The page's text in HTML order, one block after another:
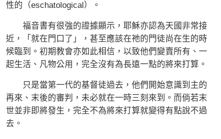
性的（eschatological）。
福音書有很強的證據顯示，耶穌亦認為天國非常接
近，「就在門口了」，甚至應該在祂的門徒尚在生的時
候臨到。初期教會亦如此相信，以致他們變賣所有、一
起生活、凡物公用，完全沒有為長遠一點的將來打算。
只是當第一代的基督徒過去，他們開始意識到主的
再來、末後的審判，未必就在一時三刻來到。而倘若末
世並非即將發生，完全不為將來打算就變得有點說不過
去。